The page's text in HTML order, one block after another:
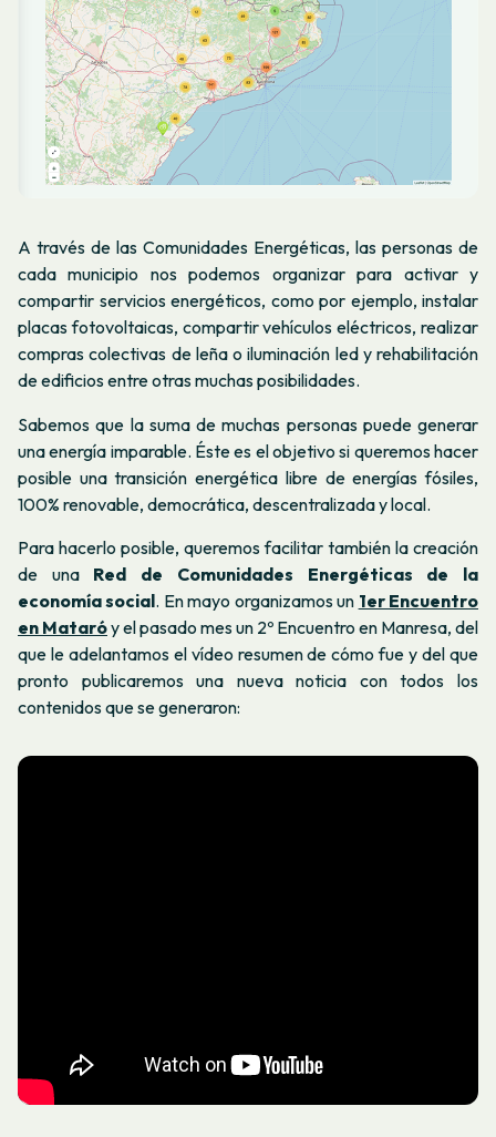
A través de las Comunidades Energéticas, las personas de
cada municipio nos podemos organizar para activar y
compartir servicios energéticos, como por ejemplo, instalar
placas fotovoltaicas, compartir vehículos eléctricos, realizar
compras colectivas de leña o iluminación led y rehabilitación
de edificios entre otras muchas posibilidades.
Sabemos que la suma de muchas personas puede generar
una energía imparable. Éste es el objetivo si queremos hacer
posible una transición energética libre de energías fósiles,
100% renovable, democrática, descentralizada y local.
Para hacerlo posible, queremos facilitar también la creación
de una Red de Comunidades Energéticas de la
economía social. En mayo organizamos un 1er Encuentro
en Mataróy el pasado mes un 2º Encuentro en Manresa, del
que le adelantamos el vídeo resumen de cómo fue y del que
pronto publicaremos una nueva noticia con todos los
contenidos que se generaron: